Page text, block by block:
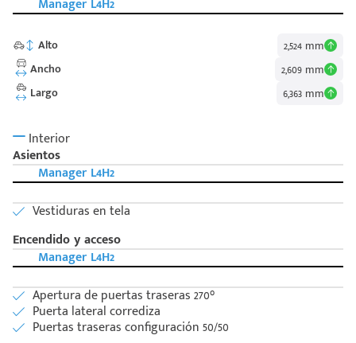
Manager L4H2
Alto
2,524 mm
Ancho
2,609 mm
Largo
6,363 mm
Interior
Asientos
Manager L4H2
Vestiduras en tela
Encendido y acceso
Manager L4H2
Apertura de puertas traseras 270°
Puerta lateral corrediza
Puertas traseras configuración 50/50